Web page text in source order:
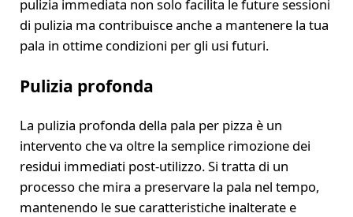
pulizia immediata non solo facilita le future sessioni
di pulizia ma contribuisce anche a mantenere la tua
pala in ottime condizioni per gli usi futuri.
Pulizia profonda
La pulizia profonda della pala per pizza è un
intervento che va oltre la semplice rimozione dei
residui immediati post-utilizzo. Si tratta di un
processo che mira a preservare la pala nel tempo,
mantenendo le sue caratteristiche inalterate e